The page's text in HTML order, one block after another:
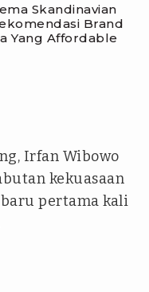
Skandinavian
Brand
Yang Affordable
Irfan Wibowo
kekuasaan
pertama kali